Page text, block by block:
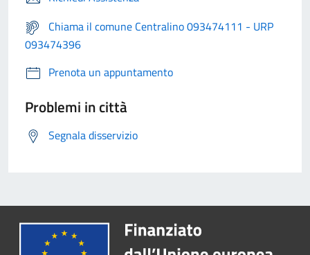
Chiama il comune Centralino 093474111 - URP
093474396
Prenota un appuntamento
Problemi in città
Segnala disservizio